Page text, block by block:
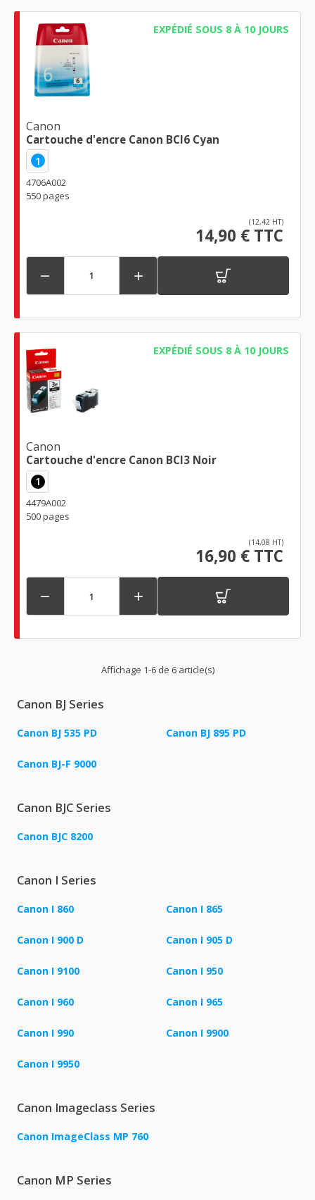
EXPÉDIÉ SOUS 8 À 10 JOURS
Canon
Cartouche d'encre Canon BCI6 Cyan
1
4706A002
550 pages
(12,42 HT)
14,90 € TTC
 
EXPÉDIÉ SOUS 8 À 10 JOURS
Canon
Cartouche d'encre Canon BCI3 Noir
1
4479A002
500 pages
(14,08 HT)
16,90 € TTC
 
Affichage 1-6 de 6 article(s)
Canon BJ Series
Canon BJ 535 PD Canon BJ 895 PD
Canon BJ-F 9000
Canon BJC Series
Canon BJC 8200
Canon I Series
Canon I 860 Canon I 865
Canon I 900 D Canon I 905 D
Canon I 9100 Canon I 950
Canon I 960 Canon I 965
Canon I 990 Canon I 9900
Canon I 9950
Canon Imageclass Series
Canon ImageClass MP 760
Canon MP Series